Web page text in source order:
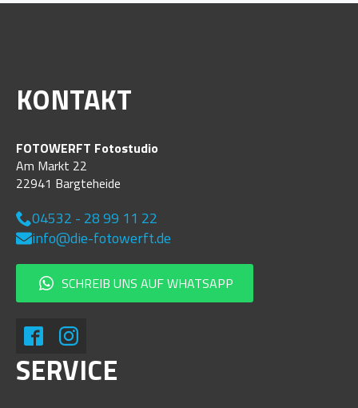
KONTAKT
FOTOWERFT Fotostudio
Am Markt 22
22941 Bargteheide
04532 - 28 99 11 22
info@die-fotowerft.de
SCHREIB UNS AUF WHATSAPP
SERVICE